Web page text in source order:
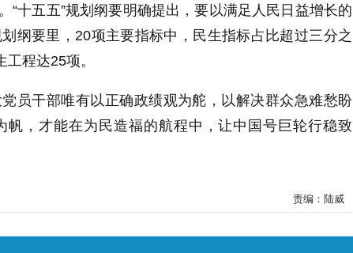
“十五五”规划纲要明确提出，要以满足人民日益增长的
纲要里，20项主要指标中，民生指标占比超过三分之
程达25项。
员干部唯有以正确政绩观为舵，以解决群众急难愁盼
帆，才能在为民造福的航程中，让中国号巨轮行稳致
责编：陆威